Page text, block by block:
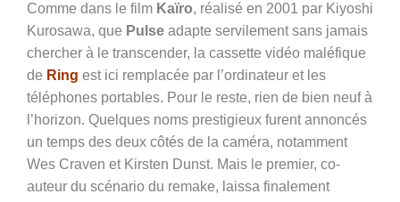
Comme dans le film Kaïro, réalisé en 2001 par Kiyoshi
Kurosawa, que Pulse adapte servilement sans jamais
chercher à le transcender, la cassette vidéo maléfique
de Ring est ici remplacée par l’ordinateur et les
téléphones portables. Pour le reste, rien de bien neuf à
l’horizon. Quelques noms prestigieux furent annoncés
un temps des deux côtés de la caméra, notamment
Wes Craven et Kirsten Dunst. Mais le premier, co-
auteur du scénario du remake, laissa finalement